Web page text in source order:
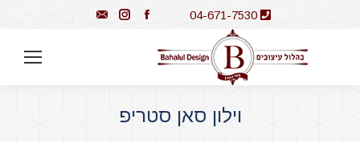
04-671-7530
Facebook
Instagram
וילון סאן סטריפ